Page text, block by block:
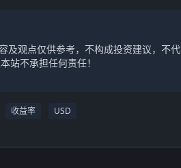
及观点仅供参考，不构成投资建议，不
站不承担任何责任！
收益率 USD